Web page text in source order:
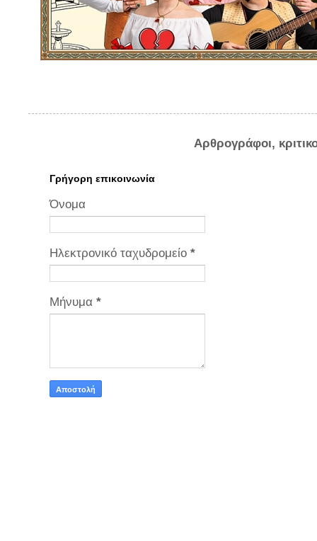
Αρθρογράφοι,
Γρήγορη επικοινωνία
Όνομα
Ηλεκτρονικό ταχυδρομείο *
Μήνυμα *